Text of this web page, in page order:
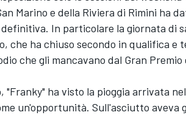
Marino e della Riviera di Rimini ha
In particolare la giornata di
che ha chiuso secondo in qualifica e
che gli mancavano dal Gran
"Franky" ha visto la pioggia arrivata
un'opportunità. Sull'asciutto aveva